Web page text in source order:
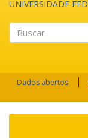
UNIVERSIDADE
Dados abertos